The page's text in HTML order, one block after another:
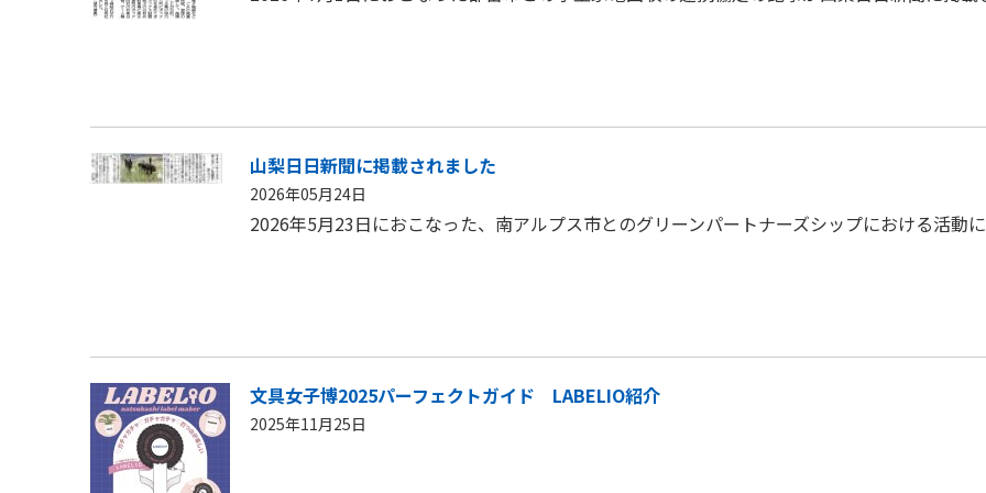
山梨日日新聞に掲載されました
2026年05月24日
2026年5月23日におこなった、南アルプス市とのグリーンパートナーズシップにおける活動
文具女子博2025パーフェクトガイド LABELIO紹介
2025年11月25日